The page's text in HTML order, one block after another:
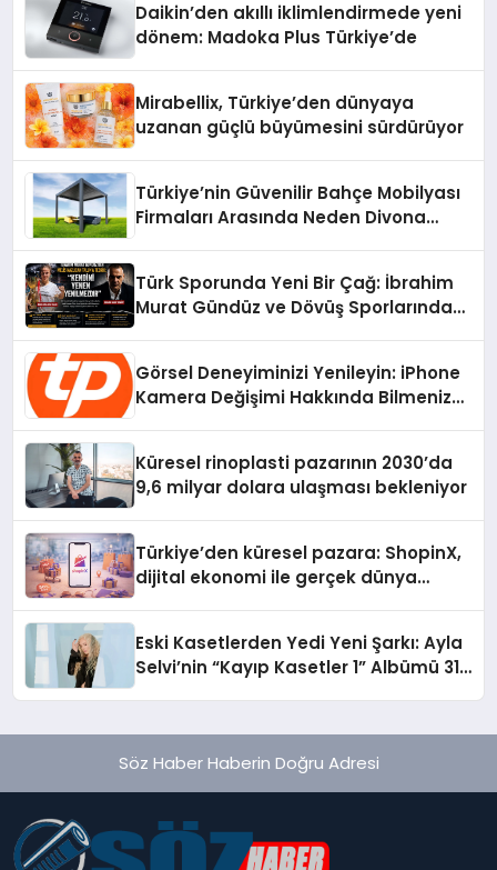
Daikin’den akıllı iklimlendirmede yeni
dönem: Madoka Plus Türkiye’de
Mirabellix, Türkiye’den dünyaya
uzanan güçlü büyümesini sürdürüyor
Türkiye’nin Güvenilir Bahçe Mobilyası
Firmaları Arasında Neden Divona
Türk Sporunda Yeni Bir Çağ: İbrahim
Murat Gündüz ve Dövüş Sporlarında
Görsel Deneyiminizi Yenileyin: iPhone
Kamera Değişimi Hakkında Bilmeniz
Küresel rinoplasti pazarının 2030’da
9,6 milyar dolara ulaşması bekleniyor
Türkiye’den küresel pazara: ShopinX,
dijital ekonomi ile gerçek dünya
Eski Kasetlerden Yedi Yeni Şarkı: Ayla
Selvi’nin “Kayıp Kasetler 1” Albümü 31
Söz Haber Haberin Doğru Adresi